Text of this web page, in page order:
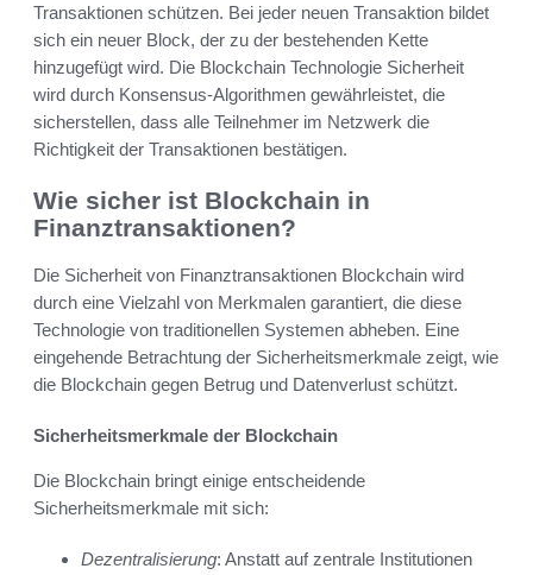
Transaktionen schützen. Bei jeder neuen Transaktion bildet
sich ein neuer Block, der zu der bestehenden Kette
hinzugefügt wird. Die Blockchain Technologie Sicherheit
wird durch Konsensus-Algorithmen gewährleistet, die
sicherstellen, dass alle Teilnehmer im Netzwerk die
Richtigkeit der Transaktionen bestätigen.
Wie sicher ist Blockchain in
Finanztransaktionen?
Die Sicherheit von Finanztransaktionen Blockchain wird
durch eine Vielzahl von Merkmalen garantiert, die diese
Technologie von traditionellen Systemen abheben. Eine
eingehende Betrachtung der Sicherheitsmerkmale zeigt, wie
die Blockchain gegen Betrug und Datenverlust schützt.
Sicherheitsmerkmale der Blockchain
Die Blockchain bringt einige entscheidende
Sicherheitsmerkmale mit sich:
Dezentralisierung: Anstatt auf zentrale Institutionen